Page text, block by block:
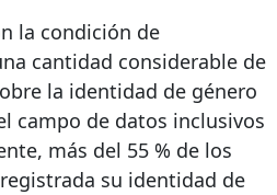
la condición de
cantidad considerable de
la identidad de género
campo de datos inclusivos
más del 55 % de los
su identidad de